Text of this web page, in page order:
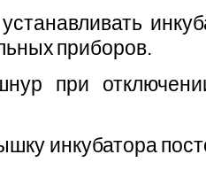
приборов.
при
инкубатора